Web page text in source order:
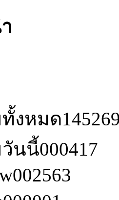
งหมด
วันนี้000417
002563